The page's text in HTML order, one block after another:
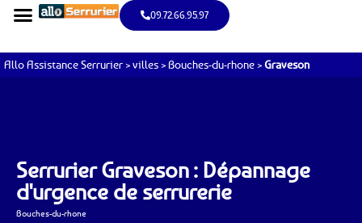
09.72.66.95.97
Allo Assistance Serrurier >villes >Bouches-du-rhone >Graveson
Serrurier Graveson : Dépannage
d'urgence de serrurerie
Bouches-du-rhone